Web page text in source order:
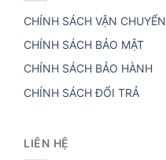
CHÍNH SÁCH VẬN CHUYỂN
CHÍNH SÁCH BẢO MẬT
CHÍNH SÁCH BẢO HÀNH
CHÍNH SÁCH ĐỔI TRẢ
LIÊN HỆ